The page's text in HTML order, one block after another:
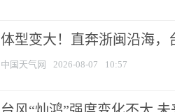
体型变大！直奔浙闽沿海，
中国天气网 2026-08-07 10:57